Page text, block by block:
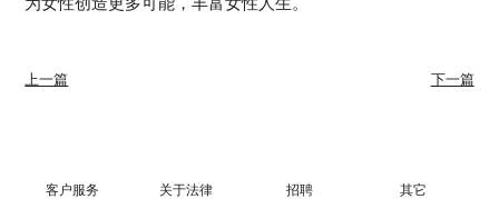
上一篇 下一篇
客户服务 关于法律 招聘 其它